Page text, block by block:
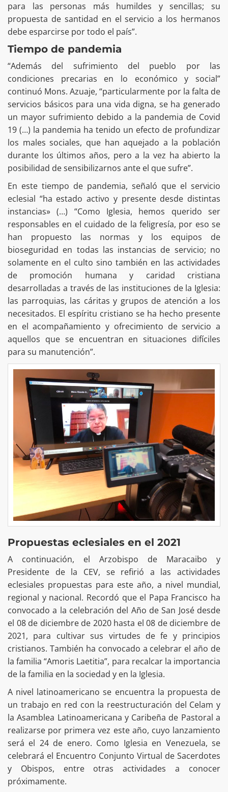
para las personas más humildes y sencillas; su
propuesta de santidad en el servicio a los hermanos
debe esparcirse por todo el país”.
Tiempo de pandemia
“Además del sufrimiento del pueblo por las
condiciones precarias en lo económico y social”
continuó Mons. Azuaje, “particularmente por la falta de
servicios básicos para una vida digna, se ha generado
un mayor sufrimiento debido a la pandemia de Covid
19 (…) la pandemia ha tenido un efecto de profundizar
los males sociales, que han aquejado a la población
durante los últimos años, pero a la vez ha abierto la
posibilidad de sensibilizarnos ante el que sufre”.
En este tiempo de pandemia, señaló que el servicio
eclesial “ha estado activo y presente desde distintas
instancias» (…) “Como Iglesia, hemos querido ser
responsables en el cuidado de la feligresía, por eso se
han propuesto las normas y los equipos de
bioseguridad en todas las instancias de servicio; no
solamente en el culto sino también en las actividades
de promoción humana y caridad cristiana
desarrolladas a través de las instituciones de la Iglesia:
las parroquias, las cáritas y grupos de atención a los
necesitados. El espíritu cristiano se ha hecho presente
en el acompañamiento y ofrecimiento de servicio a
aquellos que se encuentran en situaciones difíciles
para su manutención”.
Propuestas eclesiales en el 2021
A continuación, el Arzobispo de Maracaibo y
Presidente de la CEV, se refirió a las actividades
eclesiales propuestas para este año, a nivel mundial,
regional y nacional. Recordó que el Papa Francisco ha
convocado a la celebración del Año de San José desde
el 08 de diciembre de 2020 hasta el 08 de diciembre de
2021, para cultivar sus virtudes de fe y principios
cristianos. También ha convocado a celebrar el año de
la familia “Amoris Laetitia”, para recalcar la importancia
de la familia en la sociedad y en la Iglesia.
A nivel latinoamericano se encuentra la propuesta de
un trabajo en red con la reestructuración del Celam y
la Asamblea Latinoamericana y Caribeña de Pastoral a
realizarse por primera vez este año, cuyo lanzamiento
será el 24 de enero. Como Iglesia en Venezuela, se
celebrará el Encuentro Conjunto Virtual de Sacerdotes
y Obispos, entre otras actividades a conocer
próximamente.